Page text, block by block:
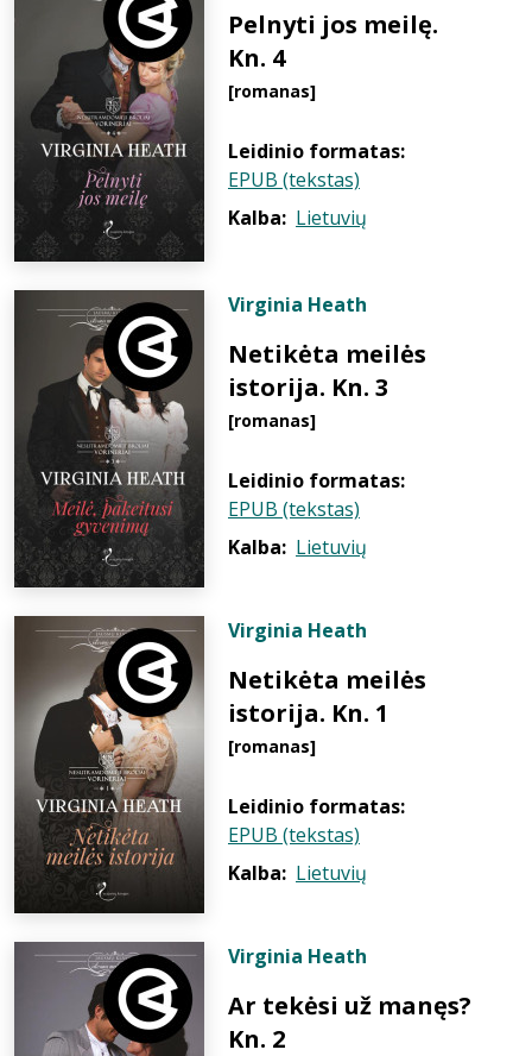
Pelnyti jos meilę.
Kn. 4
[romanas]
Leidinio formatas:
EPUB (tekstas)
Kalba: Lietuvių
Virginia Heath
Netikėta meilės
istorija. Kn. 3
[romanas]
Leidinio formatas:
EPUB (tekstas)
Kalba: Lietuvių
Virginia Heath
Netikėta meilės
istorija. Kn. 1
[romanas]
Leidinio formatas:
EPUB (tekstas)
Kalba: Lietuvių
Virginia Heath
Ar tekėsi už manęs?
Kn. 2